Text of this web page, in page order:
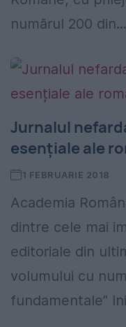
numărul 200 din...
Jurnalul
esențiale ale
1 FEBRUARIE 2018
Academia
dintre cele mai
editoriale din
volumului cu
fundamentale”